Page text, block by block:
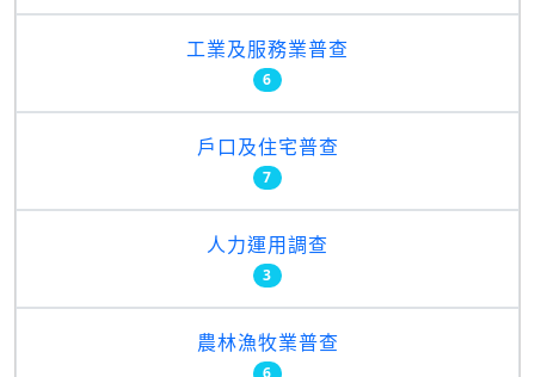
工業及服務業普查
6
戶口及住宅普查
7
人力運用調查
3
農林漁牧業普查